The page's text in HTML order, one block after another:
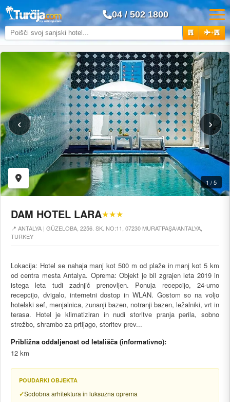
04 / 502 1800
+
‹ ›
1 / 5
DAM HOTEL LARA★★★
📍 ANTALYA | GÜZELOBA, 2256. SK. NO:11, 07230 MURATPAŞA/ANTALYA,
TURKEY
Lokacija: Hotel se nahaja manj kot 500 m od plaže in manj kot 5 km
od centra mesta Antalya. Oprema: Objekt je bil zgrajen leta 2019 in
istega leta tudi zadnjič prenovljen. Ponuja recepcijo, 24-urno
recepcijo, dvigalo, internetni dostop in WLAN. Gostom so na voljo
hotelski sef, menjalnica, zunanji bazen, notranji bazen, ležalniki, vrt in
terasa. Hotel je klimatiziran in nudi storitve pranja perila, sobno
strežbo, shrambo za prtljago, storitev prev...
Približna oddaljenost od letališča (informativno):
12 km
POUDARKI OBJEKTA
Sodobna arhitektura in luksuzna oprema